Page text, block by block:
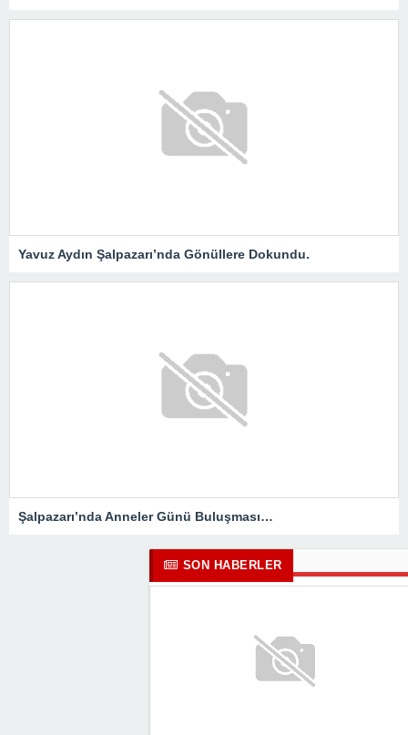
Yavuz Aydın Şalpazarı’nda Gönüllere Dokundu.
Şalpazarı’nda Anneler Günü Buluşması…
SON HABERLER